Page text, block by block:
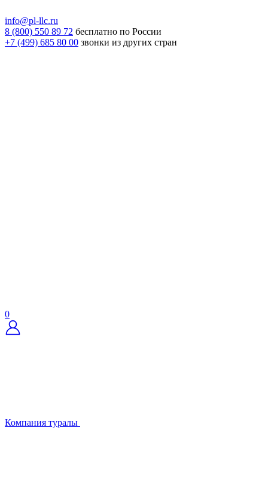
info@pl-llc.ru
8 (800) 550 89 72 бесплатно по России
+7 (499) 685 80 00 звонки из других стран
0
Компания туралы